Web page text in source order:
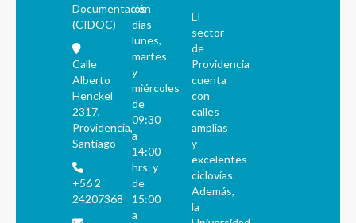
Documentación
(CIDOC)
Calle
Alberto
Henckel
2317,
Providencia,
Santiago
+56 2
24207368
los
días
lunes,
martes
y
miércoles
de
09:30
a
14:00
hrs. y
de
15:00
a
El
sector
de
Providencia
cuenta
con
calles
amplias
y
excelentes
ciclovías.
Además,
la